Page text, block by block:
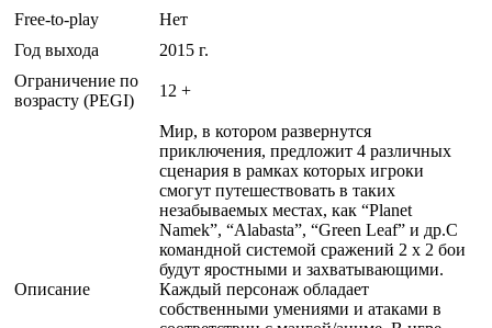
Free-to-play
Нет
Год выхода
2015 г.
Ограничение по
возрасту (PEGI)
12 +
Описание
Мир, в котором развернутся
приключения, предложит 4 различных
сценария в рамках которых игроки
смогут путешествовать в таких
незабываемых местах, как “Planet
Namek”, “Alabasta”, “Green Leaf” и др.С
командной системой сражений 2 х 2 бои
будут яростными и захватывающими.
Каждый персонаж обладает
собственными умениями и атаками в